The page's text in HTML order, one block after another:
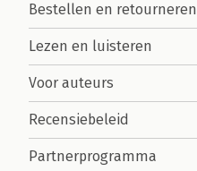
Bestellen en retourneren
Lezen en luisteren
Voor auteurs
Recensiebeleid
Partnerprogramma